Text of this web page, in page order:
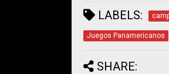
LABELS:
Juegos Panamericanos
SHARE: